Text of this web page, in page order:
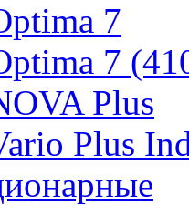
7
7
Plus
Plus